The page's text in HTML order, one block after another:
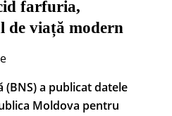
farfuria,
de viață modern
a publicat datele
Moldova pentru